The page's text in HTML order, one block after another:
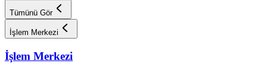
Tümünü Gör
İşlem Merkezi
İşlem Merkezi